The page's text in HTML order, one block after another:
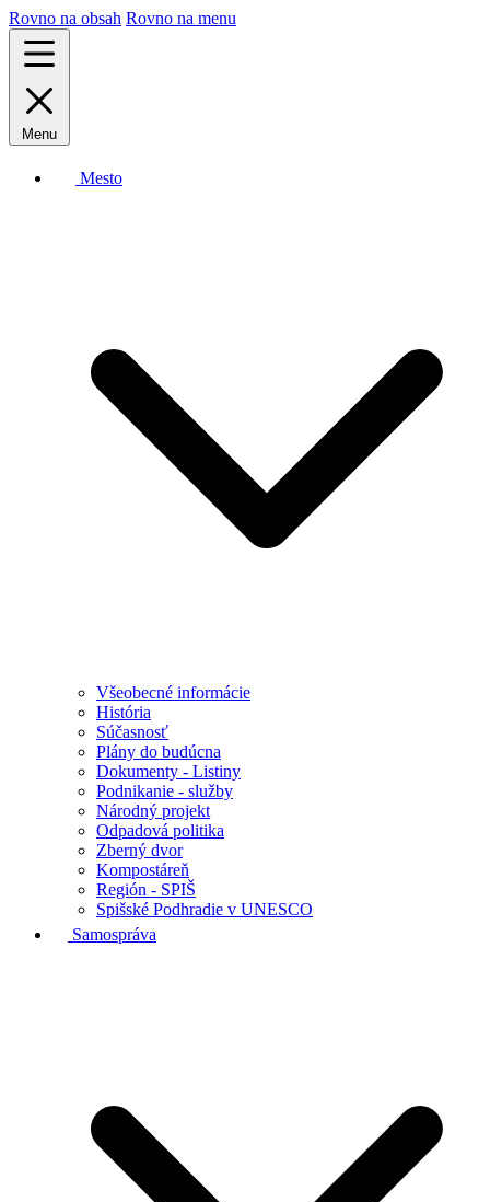
Rovno na obsah Rovno na menu
Menu
Mesto
Všeobecné informácie
História
Súčasnosť
Plány do budúcna
Dokumenty - Listiny
Podnikanie - služby
Národný projekt
Odpadová politika
Zberný dvor
Kompostáreň
Región - SPIŠ
Spišské Podhradie v UNESCO
Samospráva